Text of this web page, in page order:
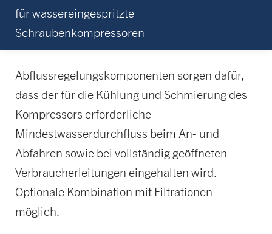
für wassereingespritzte
Schraubenkompressoren
Abflussregelungskomponenten sorgen dafür,
dass der für die Kühlung und Schmierung des
Kompressors erforderliche
Mindestwasserdurchfluss beim An- und
Abfahren sowie bei vollständig geöffneten
Verbraucherleitungen eingehalten wird.
Optionale Kombination mit Filtrationen
möglich.